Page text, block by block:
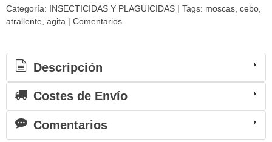
Categoría: INSECTICIDAS Y PLAGUICIDAS | Tags: moscas cebo
atrallente agita | Comentarios
Descripción
Costes de Envío
Comentarios